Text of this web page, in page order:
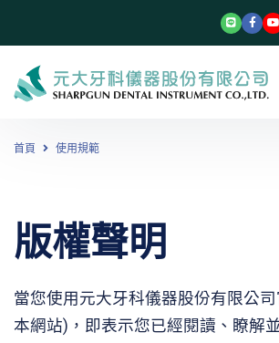
首頁 使用規範
版權聲明
當您使用元大牙科儀器股份有限公
本網站)，即表示您已經閱讀、瞭解